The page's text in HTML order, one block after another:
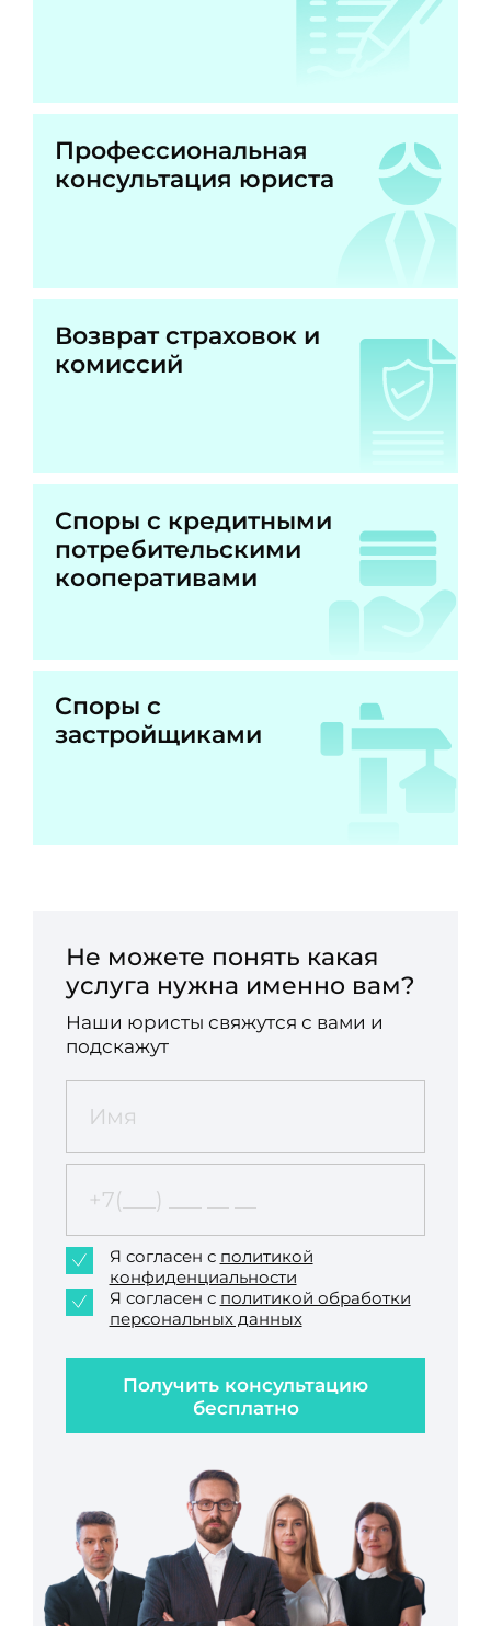
Профессиональная
консультация юриста
Возврат страховок и
комиссий
Споры с кредитными
потребительскими
кооперативами
Споры с
застройщиками
Не можете понять какая
услуга нужна именно вам?
Наши юристы свяжутся с вами и
подскажут
Получить консультацию
бесплатно
Я согласен с политикой
конфиденциальности
Я согласен с политикой обработки
персональных данных